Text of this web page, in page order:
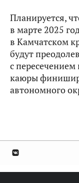
Планируется,
в марте 2025
в Камчатском
будут
с
каюры
автономного